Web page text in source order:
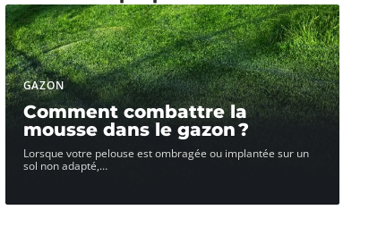
GAZON
Comment combattre la
mousse dans le gazon ?
Lorsque votre pelouse est ombragée ou implantée sur un
sol non adapté,…